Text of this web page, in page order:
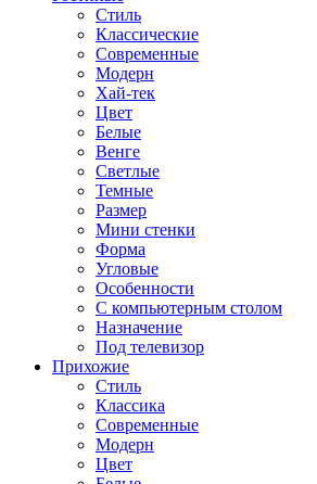
Стиль
Классические
Современные
Модерн
Хай-тек
Цвет
Белые
Венге
Светлые
Темные
Размер
Мини стенки
Форма
Угловые
Особенности
С компьютерным столом
Назначение
Под телевизор
Прихожие
Стиль
Классика
Современные
Модерн
Цвет